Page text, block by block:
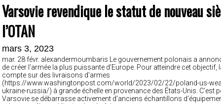
Varsovie revendique le statut de nouveau
l’OTAN
mars 3, 2023
mar. 28 févr. alexandermoumbaris Le gouvernement polonais a
de créer l’armée la plus puissante d’Europe. Pour atteindre cet objectif,
compte sur des livraisons d’armes
(https://www.washingtonpost.com/world/2023/02/22/poland-us-
ukraine-russia/) à grande échelle en provenance des États-Unis. C’est
Varsovie se débarrasse activement d’anciens échantillons